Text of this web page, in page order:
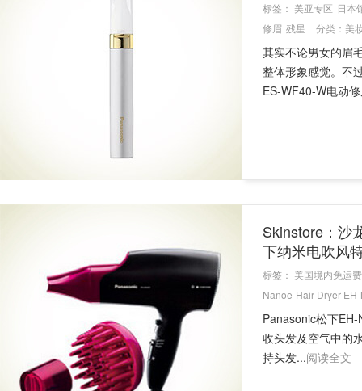
标签： 美亚专区 日本
修眉 残星 分类： 美
其实不论男女的眉
整体形象感觉。不
ES-WF40-W电动
Skinstore：沙
下纳米电吹风
标签： 美国境内免运费
Nanoe-Hair-Dryer-
Panasonic松下
收头发及空气中的
持头发...阅读全文